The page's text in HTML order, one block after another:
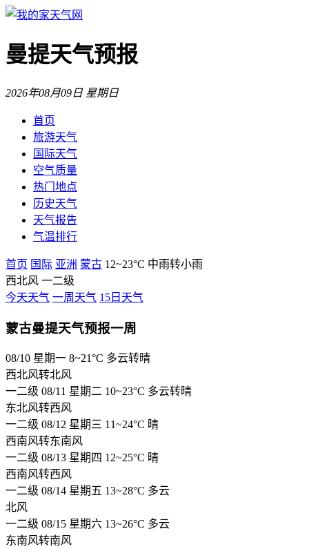
曼提天气预报
2026年08月09日 星期日
首页
旅游天气
国际天气
空气质量
热门地点
历史天气
天气报告
气温排行
首页 国际 亚洲 蒙古 12~23°C 中雨转小雨
西北风 一二级
今天天气 一周天气 15日天气
蒙古曼提天气预报一周
08/10 星期一 8~21°C 多云转晴
西北风转北风
一二级 08/11 星期二 10~23°C 多云转晴
东北风转西风
一二级 08/12 星期三 11~24°C 晴
西南风转东南风
一二级 08/13 星期四 12~25°C 晴
西南风转西风
一二级 08/14 星期五 13~28°C 多云
北风
一二级 08/15 星期六 13~26°C 多云
东南风转南风